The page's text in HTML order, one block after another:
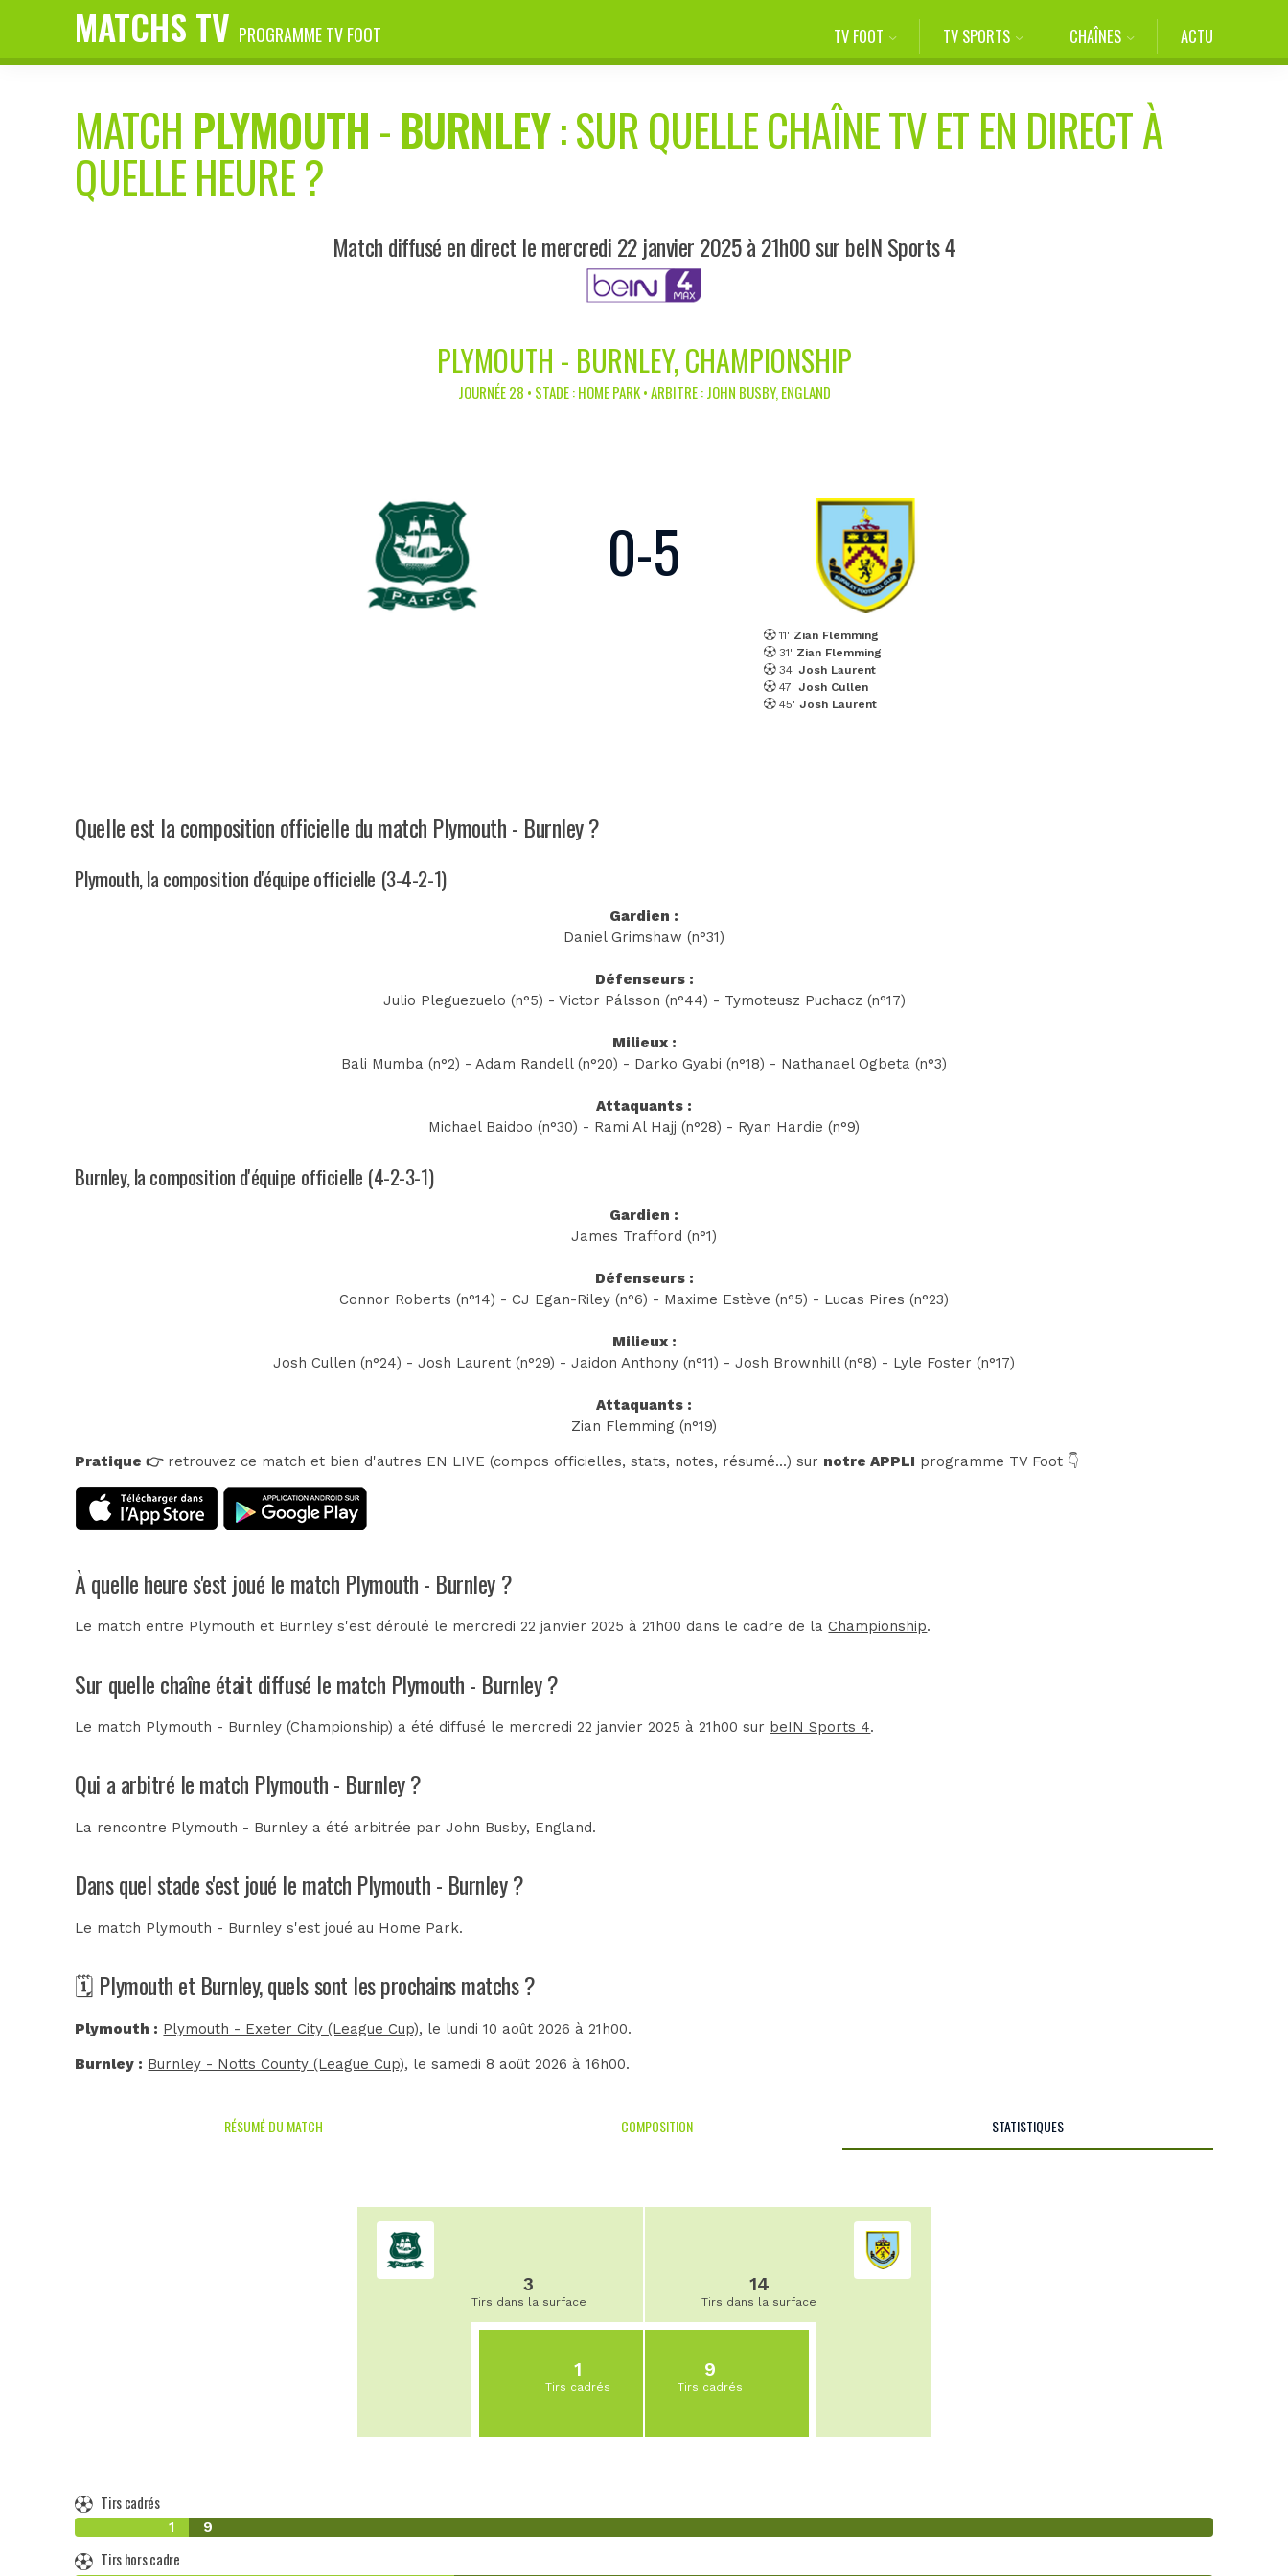
MATCHS TV PROGRAMME TV FOOT TV FOOT TV SPORTS CHAÎNES ACTU
MATCH PLYMOUTH-BURNLEY: SUR QUELLE CHAÎNE TV ET EN DIRECT À
QUELLE HEURE ?
Match diffusé en direct le mercredi 22 janvier 2025 à 21h00 sur beIN Sports 4
PLYMOUTH - BURNLEY, CHAMPIONSHIP
JOURNÉE 28 • STADE : HOME PARK • ARBITRE : JOHN BUSBY, ENGLAND
0-5
11' Zian Flemming
31' Zian Flemming
34'Josh Laurent
47'Josh Cullen
45'Josh Laurent
Quelle est la composition officielle du match Plymouth - Burnley ?
Plymouth, la composition d'équipe officielle (3-4-2-1)
Gardien :
Daniel Grimshaw (n°31)
Défenseurs :
Julio Pleguezuelo (n°5) - Victor Pálsson (n°44) - Tymoteusz Puchacz (n°17)
Milieux :
Bali Mumba (n°2) - Adam Randell (n°20) - Darko Gyabi (n°18) - Nathanael Ogbeta (n°3)
Attaquants :
Michael Baidoo (n°30) - Rami Al Hajj (n°28) - Ryan Hardie (n°9)
Burnley, la composition d'équipe officielle (4-2-3-1)
Gardien :
James Trafford (n°1)
Défenseurs :
Connor Roberts (n°14) - CJ Egan-Riley (n°6) - Maxime Estève (n°5) - Lucas Pires (n°23)
Milieux :
Josh Cullen (n°24) - Josh Laurent (n°29) - Jaidon Anthony (n°11) - Josh Brownhill (n°8) - Lyle Foster (n°17)
Attaquants :
Zian Flemming (n°19)
Pratique 👉retrouvez ce match et bien d'autres EN LIVE (compos officielles, stats, notes, résumé...) sur notre APPLI programme TV Foot 👇
À quelle heure s'est joué le match Plymouth - Burnley ?
Le match entre Plymouth et Burnley s'est déroulé le mercredi 22 janvier 2025 à 21h00 dans le cadre de laChampionship.
Sur quelle chaîne était diffusé le match Plymouth - Burnley ?
Le match Plymouth - Burnley (Championship) a été diffusé le mercredi 22 janvier 2025 à 21h00 sur beIN Sports 4.
Qui a arbitré le match Plymouth - Burnley ?
La rencontre Plymouth - Burnley a été arbitrée parJohn Busby, England.
Dans quel stade s'est joué le match Plymouth - Burnley ?
Le match Plymouth - Burnley s'est joué au Home Park.
🗓️ Plymouth et Burnley, quels sont les prochains matchs ?
Plymouth : Plymouth - Exeter City (League Cup), le lundi 10 août 2026 à 21h00.
Burnley : Burnley - Notts County (League Cup), le samedi 8 août 2026 à 16h00.
RÉSUMÉ DU MATCH COMPOSITION STATISTIQUES
3
Tirs dans la surface
1
Tirs cadrés
14
Tirs dans la surface
9
Tirs cadrés
Tirs cadrés
1 9
Tirs hors cadre